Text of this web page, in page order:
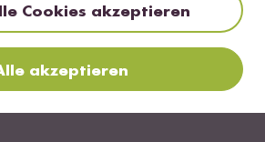
dieses Produkt
Cookies akzeptieren
akzeptieren